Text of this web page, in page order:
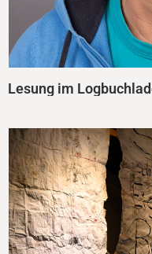
Lesung im